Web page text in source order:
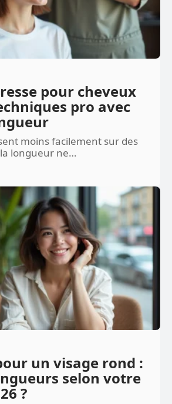
pour cheveux
pro avec
moins facilement sur des
longueur ne…
un visage rond :
selon votre
?